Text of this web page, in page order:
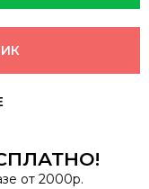
!
от 2000р.